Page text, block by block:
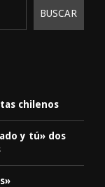
BUSCAR
chilenos
y tú» dos